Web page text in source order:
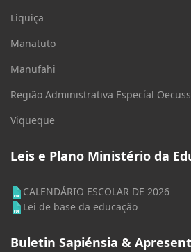
Liquiça
Manatuto
Manufahi
Região Administrativa Especíal
Viqueque
Leis e Plano Ministério da
CALENDÁRIO ESCOLAR DE 2026
Lei de base da educação
Buletin Sapiénsia &